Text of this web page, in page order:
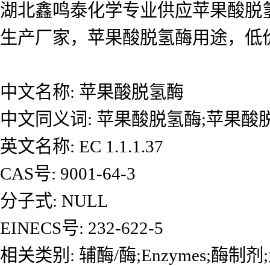
湖北鑫鸣泰化学专业供应苹果酸
生产厂家，苹果酸脱氢酶用途，
中文名称: 苹果酸脱氢酶
中文同义词: 苹果酸脱氢酶;苹果酸
英文名称: EC 1.1.1.37
CAS号: 9001-64-3
分子式: NULL
EINECS号: 232-622-5
相关类别: 辅酶/酶;Enzymes;酶制